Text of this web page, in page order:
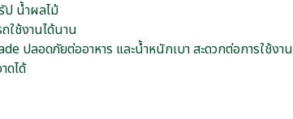
ป น้ำผลไม้
ใช้งานได้นาน
ปลอดภัยต่ออาหาร และน้ำหนักเบา สะดวกต่อการใช้งาน
ดได้